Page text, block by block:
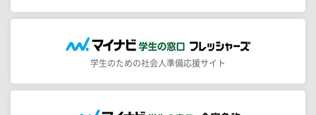
学生のための社会人準備応援サイト